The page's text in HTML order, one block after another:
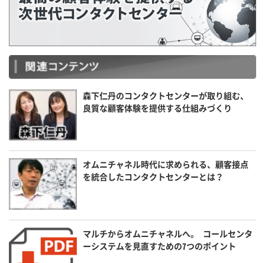
森下仁丹のコンタクトセンターが取り組む、
良質な顧客体験を提供する仕組みづくり
オムニチャネル時代に求められる、顧客接点
を統合したコンタクトセンターとは？
マルチからオムニチャネルへ。 コールセンタ
ーシステムを見直すための7つのポイント